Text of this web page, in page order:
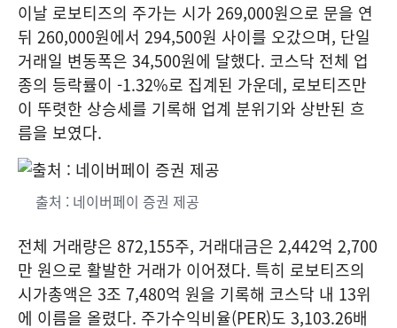
이날 로보티즈의 주가는 시가 269,000원으로 문을 연
뒤 260,000원에서 294,500원 사이를 오갔으며, 단일
거래일 변동폭은 34,500원에 달했다. 코스닥 전체 업
종의 등락률이 -1.32%로 집계된 가운데, 로보티즈만
이 뚜렷한 상승세를 기록해 업계 분위기와 상반된 흐
름을 보였다.
출처 : 네이버페이 증권 제공
전체 거래량은 872,155주, 거래대금은 2,442억 2,700
만 원으로 활발한 거래가 이어졌다. 특히 로보티즈의
시가총액은 3조 7,480억 원을 기록해 코스닥 내 13위
에 이름을 올렸다. 주가수익비율(PER)도 3,103.26배